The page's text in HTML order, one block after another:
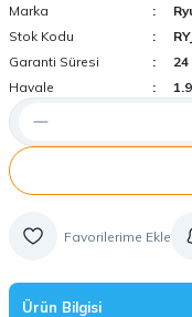
Marka
Stok Kodu
Garanti Süresi
24
Havale
Ürün Bilgisi